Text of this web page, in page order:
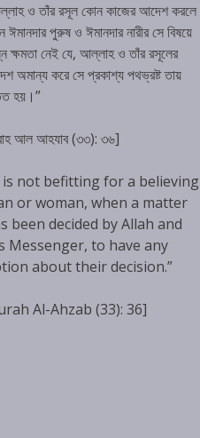
ও তাঁর রসূল কোন কাজের আদেশ করলে
ঈমানদার পুরুষ ও ঈমানদার নারীর সে বিষয়ে
ক্ষমতা নেই যে, আল্লাহ ও তাঁর রসূলের
অমান্য করে সে প্রকাশ্য পথভ্রষ্ট তায়
হয়।”
আল আহযাব (৩৩): ৩৬]
is not befitting for a believing
or woman, when a matter
been decided by Allah and
Messenger, to have any
about their decision.”
Al-Ahzab (33): 36]